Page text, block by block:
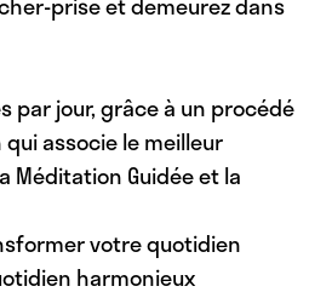
par jour, grâce à un procédé
associe le meilleur
Méditation Guidée et la
votre quotidien
harmonieux